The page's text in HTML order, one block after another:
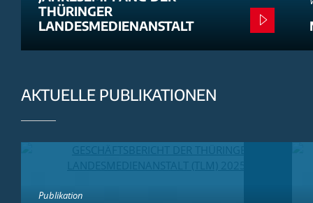
THÜRINGER
LANDESMEDIENANSTALT
AKTUELLE PUBLIKATIONEN
Publikation